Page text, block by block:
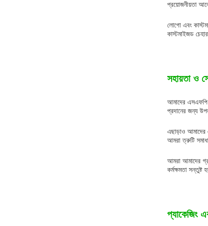
প্রয়োজনীয়তা
লোগো এবং
কাস্টমাইজড
সহায়তা ও
আমাদের এসএফপি
প্রদানের জন্য
এছাড়াও আমাদের
আমরা ত্রুটি
আমরা আমাদের
কর্মক্ষমতা সন্তুষ্ট
প্যাকেজিং